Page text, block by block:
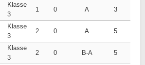
Klasse
3
1 0 A 3
Klasse
3
2 0 A 5
Klasse
3
2 0 B-A 5